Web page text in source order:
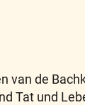
van de
Tat und